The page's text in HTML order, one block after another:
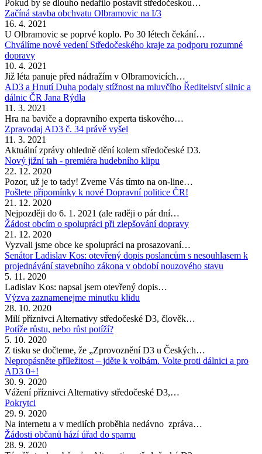
Pokud by se dlouho nedařilo postavit středočeskou…
Začíná stavba obchvatu Olbramovic na I/3
16. 4. 2021
U Olbramovic se poprvé koplo. Po 30 létech čekání…
Chválíme nové vedení Středočeského kraje za podporu rozumné
dopravy
10. 4. 2021
Již léta panuje před nádražím v Olbramovicích…
AD3 a Hnutí Duha podaly stížnost na mluvčího Ředitelství silnic a
dálnic ČR Jana Rýdla
11. 3. 2021
Hra na baviče a dopravního experta tiskového…
Zpravodaj AD3 č. 34 právě vyšel
11. 3. 2021
Aktuální zprávy ohledně dění kolem středočeské D3.
Nový jižní tah - premiéra hudebního klipu
22. 12. 2020
Pozor, už je to tady! Zveme Vás tímto na on-line…
Pošlete připomínky k nové Dopravní politice ČR!
21. 12. 2020
Nejpozději do 6. 1. 2021 (ale raději o pár dní…
Žádost obcím o spolupráci při zlepšování dopravy
21. 12. 2020
Vyzvali jsme obce ke spolupráci na prosazovaní…
Senátor Ladislav Kos: otevřený dopis poslancům s nesouhlasem k
projednávání stavebního zákona v období nouzového stavu
5. 11. 2020
Ladislav Kos: napsal jsem otevřený dopis…
Výzva zaznamenejme minutku klidu
28. 10. 2020
Milí příznivci Alternativy středočeské D3, člověk…
Potíže růstu, nebo růst potíží?
5. 10. 2020
Z tisku se dočteme, že „Zprovoznění D3 u Českých…
Nepropásněte příležitost – jděte k volbám. Volte proti dálnici a pro
AD3 0+!
30. 9. 2020
Vážení příznivci Alternativy středočeské D3,…
Pokrytci
29. 9. 2020
Na internetu a v mediích proběhla nedávno zpráva…
Žádosti občanů hází úřad do spamu
28. 9. 2020